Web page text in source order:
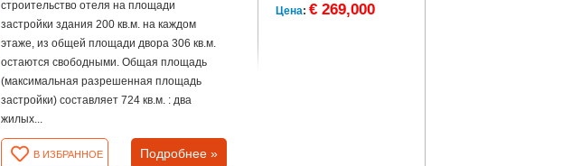
строительство отеля на площади
застройки здания 200 кв.м. на каждом
этаже, из общей площади двора 306 кв.м.
остаются свободными. Общая площадь
(максимальная разрешенная площадь
застройки) составляет 724 кв.м. : два
жилых...
В ИЗБРАННОЕ Подробнее »
Цена: € 269,000